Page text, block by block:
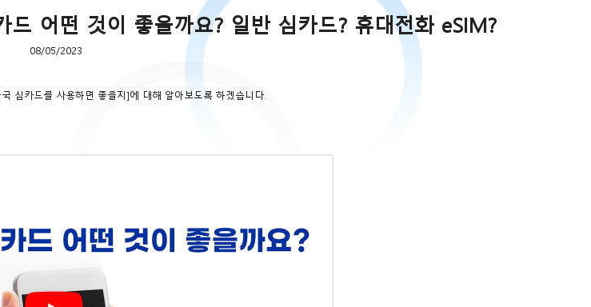
어떤 것이 좋을까요? 일반 심카드? 휴대전화 eSIM?
08/05/2023
심카드를 사용하면 좋을지]에 대해 알아보도록 하겠습니다.